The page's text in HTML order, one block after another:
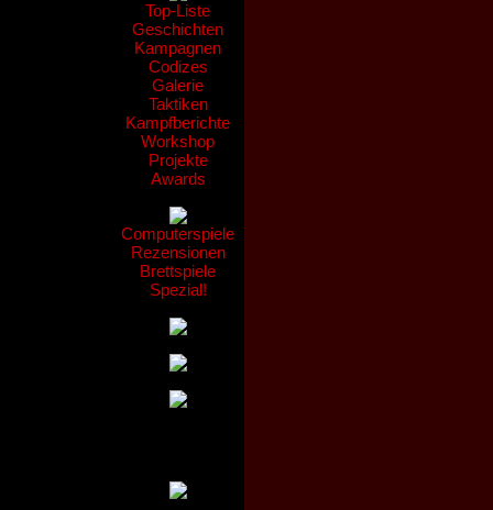
Top-Liste
Geschichten
Kampagnen
Codizes
Galerie
Taktiken
Kampfberichte
Workshop
Projekte
Awards
Computerspiele
Rezensionen
Brettspiele
Spezial!